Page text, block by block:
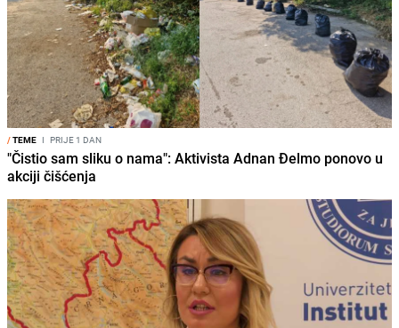
/TEME I PRIJE 1 DAN
"Čistio sam sliku o nama": Aktivista Adnan Đelmo ponovo u
akciji čišćenja